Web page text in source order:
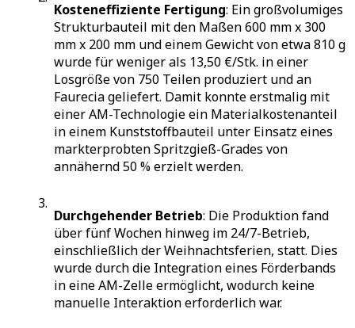
Kosteneffiziente Fertigung: Ein großvolumiges
Strukturbauteil mit den Maßen 600 mm x 300
mm x 200 mm und einem Gewicht von etwa 810 g
wurde für weniger als 13,50 €/Stk. in einer
Losgröße von 750 Teilen produziert und an
Faurecia geliefert. Damit konnte erstmalig mit
einer AM-Technologie ein Materialkostenanteil
in einem Kunststoffbauteil unter Einsatz eines
markterprobten Spritzgieß-Grades von
annähernd 50 % erzielt werden.
Durchgehender Betrieb: Die Produktion fand
über fünf Wochen hinweg im 24/7-Betrieb,
einschließlich der Weihnachtsferien, statt. Dies
wurde durch die Integration eines Förderbands
in eine AM-Zelle ermöglicht, wodurch keine
manuelle Interaktion erforderlich war.